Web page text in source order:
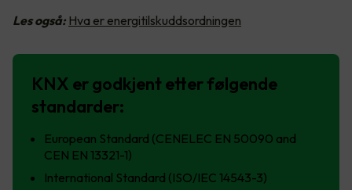
Les også: Hva er energitilskuddsordningen
KNX er godkjent etter følgende
standarder:
European Standard (CENELEC EN 50090 and
CEN EN 13321-1)
International Standard (ISO/IEC 14543-3)